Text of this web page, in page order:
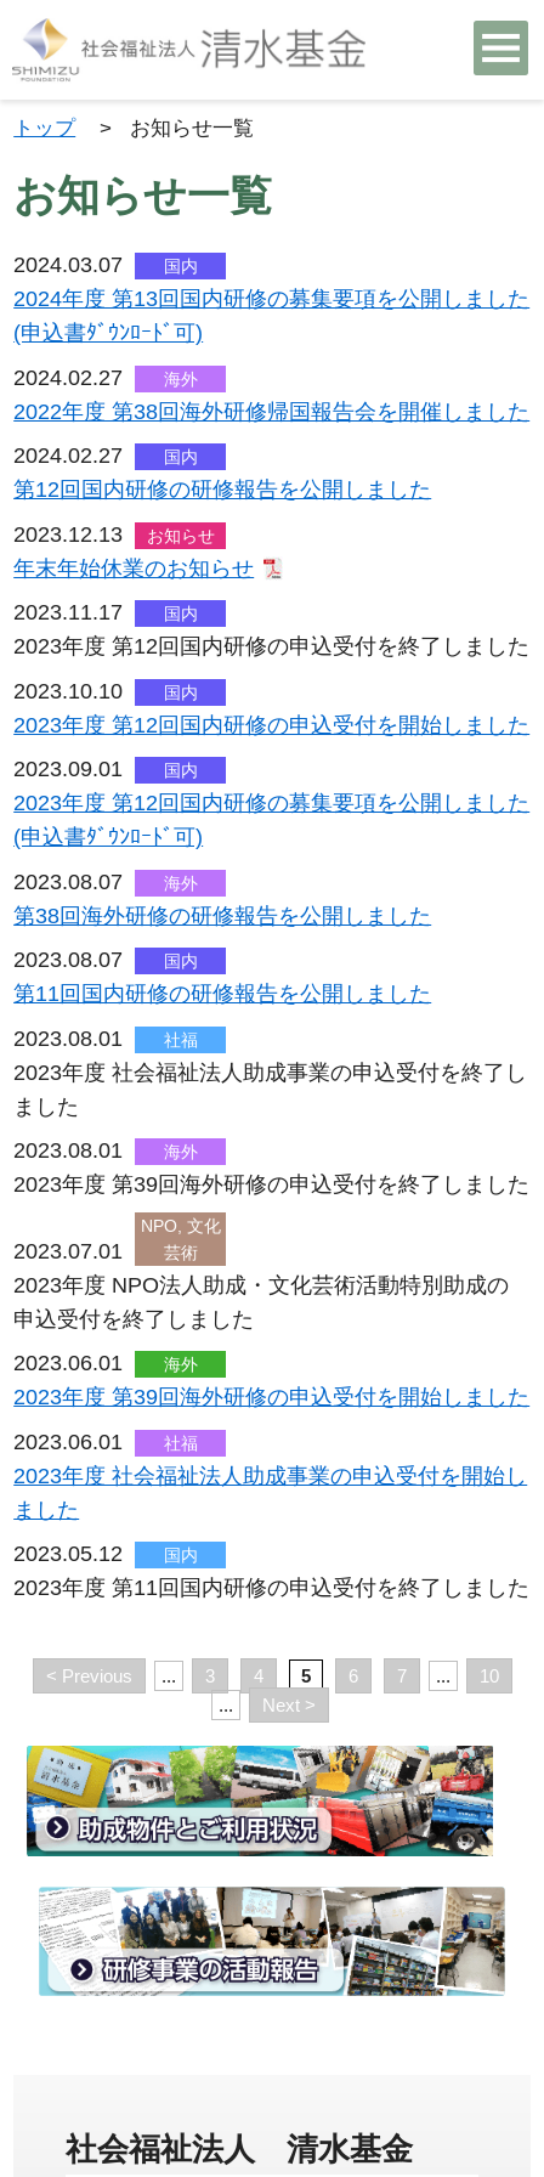
トップ > お知らせ一覧
お知らせ一覧
2024.03.07 国内
2024年度 第13回国内研修の募集要項を公開しました
(申込書ﾀﾞｳﾝﾛｰﾄﾞ可)
2024.02.27
海外
2022年度 第38回海外研修帰国報告会を開催しました
2024.02.27
国内
第12回国内研修の研修報告を公開しました
2023.12.13
お知らせ
年末年始休業のお知らせ
2023.11.17
国内
2023年度 第12回国内研修の申込受付を終了しました
2023.10.10
国内
2023年度 第12回国内研修の申込受付を開始しました
2023.09.01
国内
2023年度 第12回国内研修の募集要項を公開しました
(申込書ﾀﾞｳﾝﾛｰﾄﾞ可)
2023.08.07
海外
第38回海外研修の研修報告を公開しました
2023.08.07
国内
第11回国内研修の研修報告を公開しました
2023.08.01
社福
2023年度 社会福祉法人助成事業の申込受付を終了し
ました
2023.08.01
海外
2023年度 第39回海外研修の申込受付を終了しました
2023.07.01
NPO, 文化
芸術
2023年度 NPO法人助成・文化芸術活動特別助成の
申込受付を終了しました
2023.06.01
海外
2023年度 第39回海外研修の申込受付を開始しました
2023.06.01
社福
2023年度 社会福祉法人助成事業の申込受付を開始し
ました
2023.05.12
国内
2023年度 第11回国内研修の申込受付を終了しました
< Previous ... 3 4 5 6 7 ...
10
...
Next >
社会福祉法人 清水基金